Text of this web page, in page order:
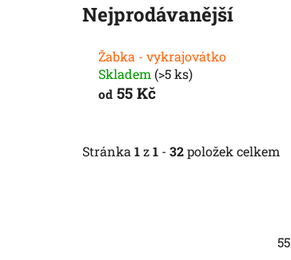
Nejprodávanější
Žabka - vykrajovátko
Skladem (>5 ks)
od 55 Kč
Stránka 1z1 - 32položek celkem
55